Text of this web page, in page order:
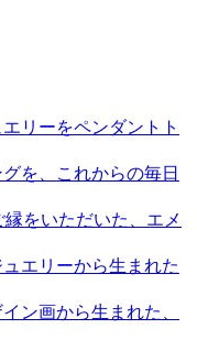
リーをペンダントト
を、これからの毎日
縁をいただいた、エメ
エリーから生まれた
ン画から生まれた、